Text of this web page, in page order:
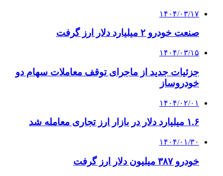
۱۴۰۴/۰۳/۱۷
صنعت خودرو ۲ میلیارد دلار ارز گرفت
۱۴۰۴/۰۳/۱۵
جزئیات جدید از ماجرای توقف معاملات سهام دو
خودروساز
۱۴۰۴/۰۲/۰۱
۱.۶ میلیارد دلار در بازار ارز تجاری معامله شد
۱۴۰۴/۰۱/۳۰
خودرو ۳۸۷ میلیون دلار ارز گرفت